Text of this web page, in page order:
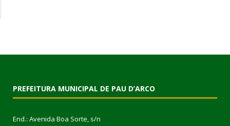
PREFEITURA MUNICIPAL DE PAU D’ARCO
End.: Avenida Boa Sorte, s/n